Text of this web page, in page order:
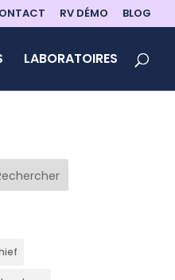
RV DÉMO BLOG
LABORATOIRES